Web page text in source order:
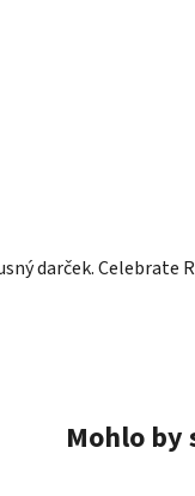
darček. Celebrate
Mohlo by